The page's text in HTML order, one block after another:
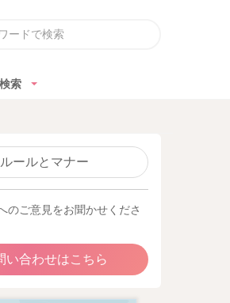
索
ールとマナー
のご意見をお聞かせくださ
い合わせはこちら